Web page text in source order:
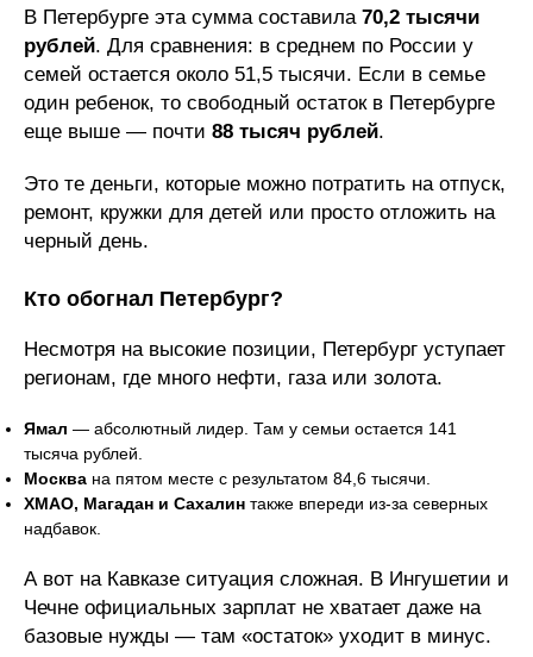
В Петербурге эта сумма составила 70,2 тысячи
рублей. Для сравнения: в среднем по России у
семей остается около 51,5 тысячи. Если в семье
один ребенок, то свободный остаток в Петербурге
еще выше — почти 88 тысяч рублей.
Это те деньги, которые можно потратить на отпуск,
ремонт, кружки для детей или просто отложить на
черный день.
Кто обогнал Петербург?
Несмотря на высокие позиции, Петербург уступает
регионам, где много нефти, газа или золота.
Ямал — абсолютный лидер. Там у семьи остается 141
тысяча рублей.
Москва на пятом месте с результатом 84,6 тысячи.
ХМАО, Магадан и Сахалин также впереди из-за северных
надбавок.
А вот на Кавказе ситуация сложная. В Ингушетии и
Чечне официальных зарплат не хватает даже на
базовые нужды — там «остаток» уходит в минус.